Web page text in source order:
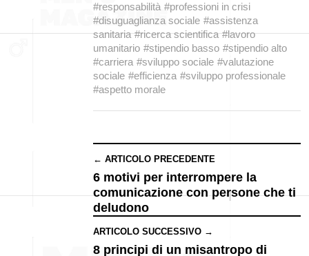
#responsabilità #professioni in crisi
#disuguaglianza sociale #assistenza
sanitaria #ricerca scientifica #lavoro
umanitario #stipendio basso #stipendio alto
#carriera #sviluppo sociale #valutazione
sociale #efficienza #sviluppo professionale
#aspetto morale
← ARTICOLO PRECEDENTE
6 motivi per interrompere la
comunicazione con persone che ti
deludono
ARTICOLO SUCCESSIVO →
8 principi di un misantropo di